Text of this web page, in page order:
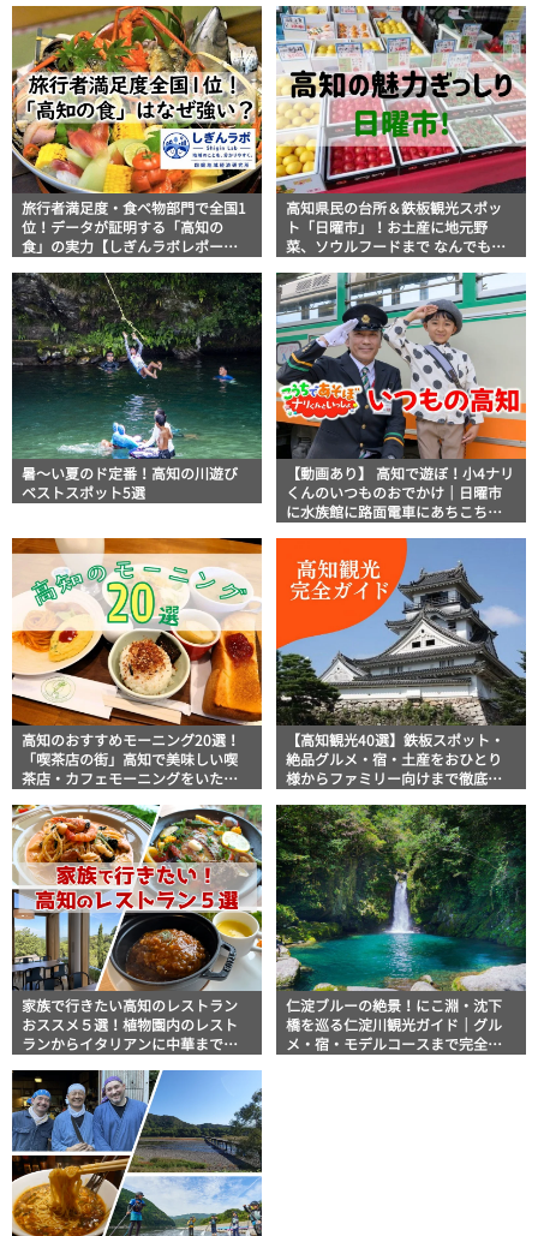
旅行者満足度・食べ物部門で全国1
位！データが証明する「高知の
食」の実力【しぎんラボレポー
高知県民の台所＆鉄板観光スポッ
ト「日曜市」！お土産に地元野
菜、ソウルフードまで なんでもそ
説！
暑～い夏のド定番！高知の川遊び
ベストスポット5選
【動画あり】 高知で遊ぼ！小4ナリ
くんのいつものおでかけ｜日曜市
に水族館に路面電車にあちこち巡
高知のおすすめモーニング20選！
「喫茶店の街」高知で美味しい喫
茶店・カフェモーニングをいただ
【高知観光40選】鉄板スポット・
絶品グルメ・宿・土産をおひとり
様からファミリー向けまで徹底解
家族で行きたい高知のレストラン
おススメ５選！植物園内のレスト
ランからイタリアンに中華まで楽
仁淀ブルーの絶景！にこ淵・沈下
橋を巡る仁淀川観光ガイド｜グル
メ・宿・モデルコースまで完全網